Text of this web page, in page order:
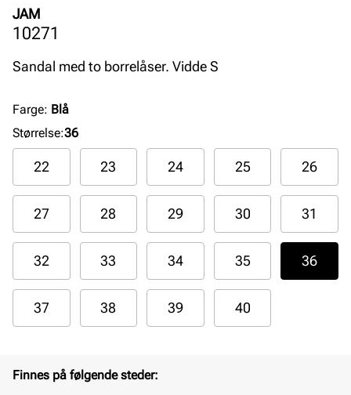
JAM
10271
Sandal med to borrelåser. Vidde S
Farge: Blå
Størrelse:36
22 23 24 25 26
27 28 29 30 31
32 33 34 35 36
37 38 39 40
Finnes på følgende steder: